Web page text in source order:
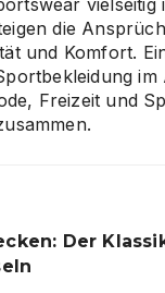
die
und Komfort.
im
Freizeit und
Der